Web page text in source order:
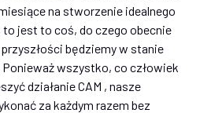
na stworzenie idealnego
to jest to coś, do czego obecnie
będziemy w stanie
wszystko, co człowiek
działanie CAM , nasze
za każdym razem bez